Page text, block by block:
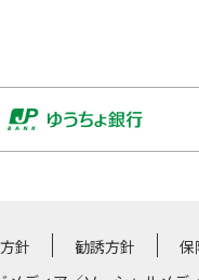
針 勧誘方針
保